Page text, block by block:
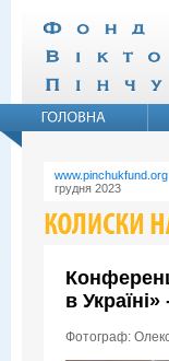
www.pinchukfund.org
грудня 2023
в
Фотограф: